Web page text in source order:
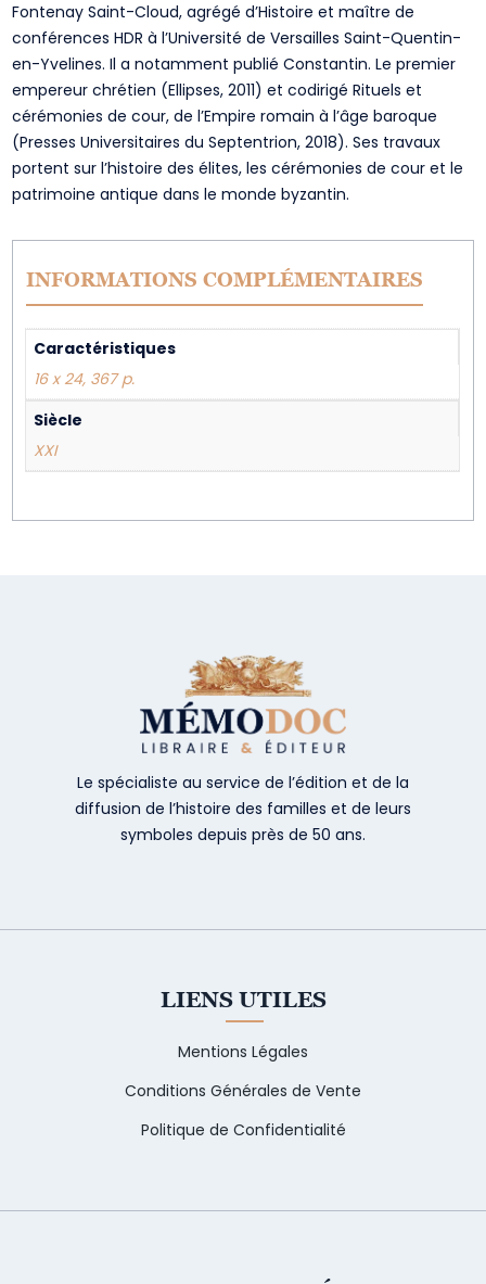
Fontenay Saint-Cloud, agrégé d’Histoire et maître de
conférences HDR à l’Université de Versailles Saint-Quentin-
en-Yvelines. Il a notamment publié Constantin. Le premier
empereur chrétien (Ellipses, 2011) et codirigé Rituels et
cérémonies de cour, de l’Empire romain à l’âge baroque
(Presses Universitaires du Septentrion, 2018). Ses travaux
portent sur l’histoire des élites, les cérémonies de cour et le
patrimoine antique dans le monde byzantin.
INFORMATIONS COMPLÉMENTAIRES
Caractéristiques
16 x 24, 367 p.
Siècle
XXI
Le spécialiste au service de l’édition et de la
diffusion de l’histoire des familles et de leurs
symboles depuis près de 50 ans.
LIENS UTILES
Mentions Légales
Conditions Générales de Vente
Politique de Confidentialité